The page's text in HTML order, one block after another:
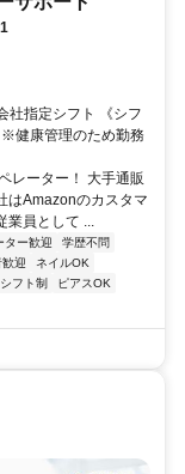
社指定シフト 《シフ
健康管理のため勤務
レーター！ 大手通販
Amazonのカスタマ
業員として ...
ター歓迎
学歴不問
迎
ネイルOK
シフト制
ピアスOK